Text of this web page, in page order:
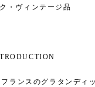
・ヴィンテージ品
ランスのグラタンディ